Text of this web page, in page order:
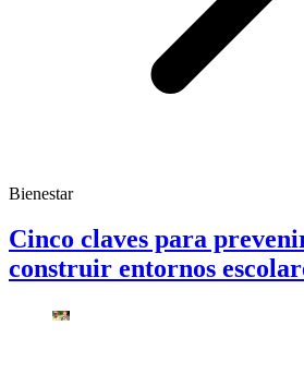
Bienestar
Cinco claves para
construir entornos